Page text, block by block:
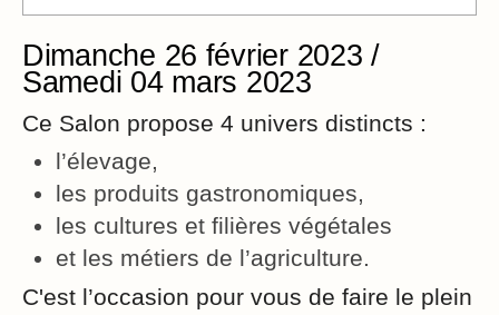
Dimanche 26 février 2023 /
Samedi 04 mars 2023
Ce Salon propose 4 univers distincts :
l’élevage,
les produits gastronomiques,
les cultures et filières végétales
et les métiers de l’agriculture.
C'est l’occasion pour vous de faire le plein